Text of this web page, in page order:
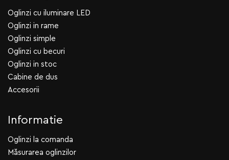
Oglinzi cu iluminare LED
Oglinzi in rame
Oglinzi simple
Oglinzi cu becuri
Oglinzi in stoc
Cabine de dus
Accesorii
Informatie
Oglinzi la comanda
Măsurarea oglinzilor